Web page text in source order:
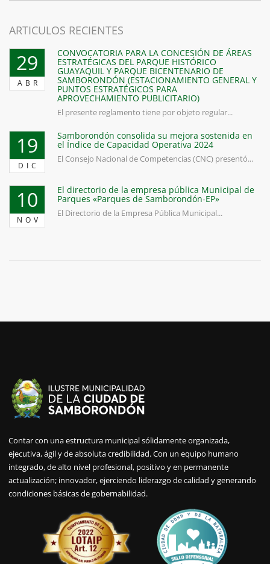
ARTICULOS RECIENTES
29
ABR
CONVOCATORIA PARA LA CONCESIÓN DE ÁREAS
ESTRATÉGICAS DEL PARQUE HISTÓRICO
GUAYAQUIL Y PARQUE BICENTENARIO DE
SAMBORONDÓN (ESTACIONAMIENTO GENERAL Y
PUNTOS ESTRATÉGICOS PARA
APROVECHAMIENTO PUBLICITARIO)
El presente reglamento tiene por objeto regular...
19
DIC
Samborondón consolida su mejora sostenida en
el Índice de Capacidad Operativa 2024
El Consejo Nacional de Competencias (CNC) presentó...
10
NOV
El directorio de la empresa pública Municipal de
Parques «Parques de Samborondón-EP»
El Directorio de la Empresa Pública Municipal...
Contar con una estructura municipal sólidamente organizada,
ejecutiva, ágil y de absoluta credibilidad. Con un equipo humano
integrado, de alto nivel profesional, positivo y en permanente
actualización; innovador, ejerciendo liderazgo de calidad y generando
condiciones básicas de gobernabilidad.